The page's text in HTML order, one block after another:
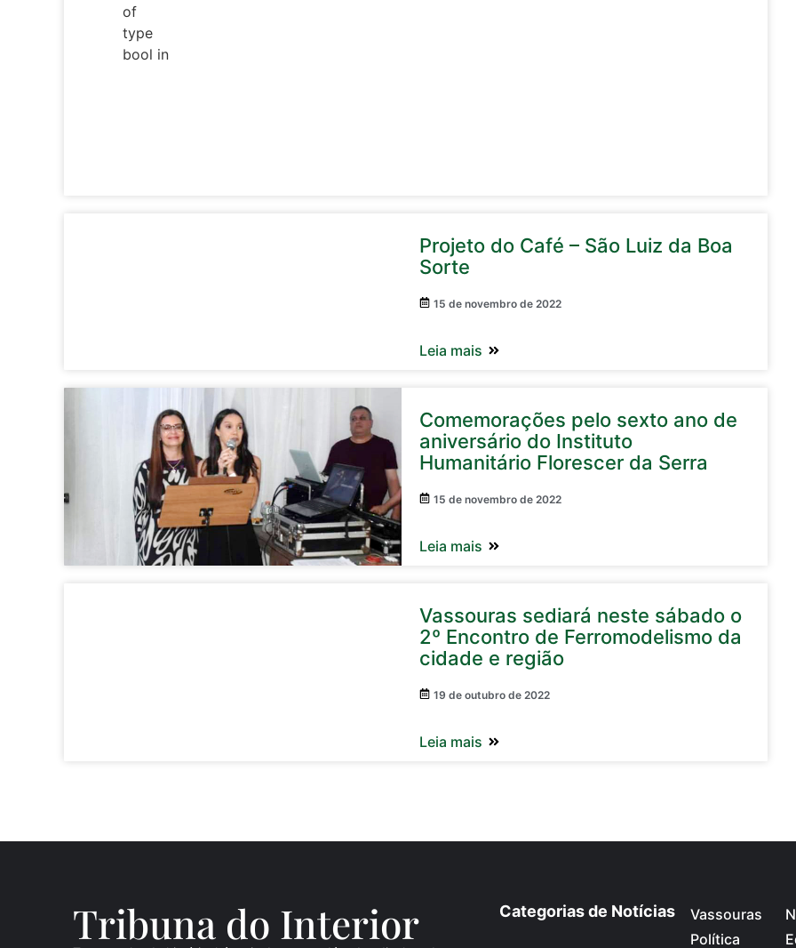
of
type
bool in
Projeto do Café – São Luiz da Boa
Sorte
15 de novembro de 2022
Leia mais
Comemorações pelo sexto ano de
aniversário do Instituto
Humanitário Florescer da Serra
15 de novembro de 2022
Leia mais
Vassouras sediará neste sábado o
2º Encontro de Ferromodelismo da
cidade e região
19 de outubro de 2022
Leia mais
Tribuna do Interior Categorias de Notícias
Vassouras
Política